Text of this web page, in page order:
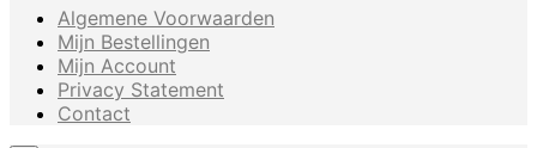
Algemene Voorwaarden
Mijn Bestellingen
Mijn Account
Privacy Statement
Contact